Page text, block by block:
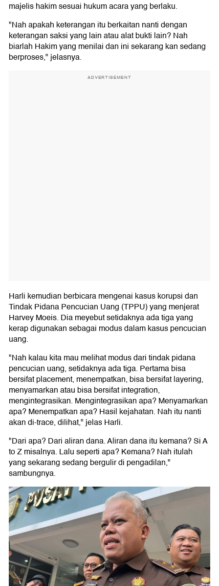
majelis hakim sesuai hukum acara yang berlaku.
"Nah apakah keterangan itu berkaitan nanti dengan
keterangan saksi yang lain atau alat bukti lain? Nah
biarlah Hakim yang menilai dan ini sekarang kan sedang
berproses," jelasnya.
ADVERTISEMENT
Harli kemudian berbicara mengenai kasus korupsi dan
Tindak Pidana Pencucian Uang (TPPU) yang menjerat
Harvey Moeis. Dia meyebut setidaknya ada tiga yang
kerap digunakan sebagai modus dalam kasus pencucian
uang.
"Nah kalau kita mau melihat modus dari tindak pidana
pencucian uang, setidaknya ada tiga. Pertama bisa
bersifat placement, menempatkan, bisa bersifat layering,
menyamarkan atau bisa bersifat integration,
mengintegrasikan. Mengintegrasikan apa? Menyamarkan
apa? Menempatkan apa? Hasil kejahatan. Nah itu nanti
akan di-trace, dilihat," jelas Harli.
"Dari apa? Dari aliran dana. Aliran dana itu kemana? Si A
to Z misalnya. Lalu seperti apa? Kemana? Nah itulah
yang sekarang sedang bergulir di pengadilan,"
sambungnya.